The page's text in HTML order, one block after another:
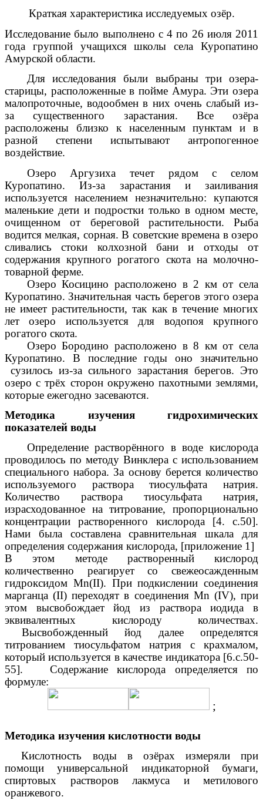
Краткая характеристика исследуемых озёр.
Исследование было выполнено с 4 по 26 июля 2011
года группой учащихся школы села Куропатино
Амурской области.
Для исследования были выбраны три озера-
старицы, расположенные в пойме Амура. Эти озера
малопроточные, водообмен в них очень слабый из-
за существенного зарастания. Все озёра
расположены близко к населенным пунктам и в
разной степени испытывают антропогенное
воздействие.
Озеро Аргузиха течет рядом с селом
Куропатино. Из-за зарастания и заиливания
используется населением незначительно: купаются
маленькие дети и подростки только в одном месте,
очищенном от береговой растительности. Рыба
водится мелкая, сорная. В советские времена в озеро
сливались стоки колхозной бани и отходы от
содержания крупного рогатого скота на молочно-
товарной ферме.
Озеро Косицино расположено в 2 км от села
Куропатино. Значительная часть берегов этого озера
не имеет растительности, так как в течение многих
лет озеро используется для водопоя крупного
рогатого скота.
Озеро Бородино расположено в 8 км от села
Куропатино. В последние годы оно значительно
сузилось из-за сильного зарастания берегов. Это
озеро с трёх сторон окружено пахотными землями,
которые ежегодно засеваются.
Методика изучения гидрохимических
показателей воды
Определение растворённого в воде кислорода
проводилось по методу Винклера с использованием
специального набора. За основу берется количество
используемого раствора тиосульфата натрия.
Количество раствора тиосульфата натрия,
израсходованное на титрование, пропорционально
концентрации растворенного кислорода [4. с.50].
Нами была составлена сравнительная шкала для
определения содержания кислорода, [приложение 1]
В этом методе растворенный кислород
количественно реагирует со свежеосажденным
гидроксидом Мn(II). При подкислении соединения
марганца (II) переходят в соединения Мn (IV), при
этом высвобождает йод из раствора иодида в
эквивалентных кислороду количествах.
Высвобожденный йод далее определятся
титрованием тиосульфатом натрия с крахмалом,
который используется в качестве индикатора [6.с.50-
55]. Содержание кислорода определяется по
формуле:
;
Методика изучения кислотности воды
Кислотность воды в озёрах измеряли при
помощи универсальной индикаторной бумаги,
спиртовых растворов лакмуса и метилового
оранжевого.